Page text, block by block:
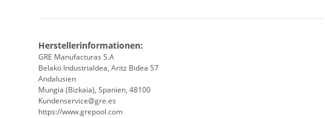
Herstellerinformationen:
GRE Manufacturas S.A
Belako Industrialdea, Aritz Bidea 57
Andalusien
Mungia (Bizkaia), Spanien, 48100
Kundenservice@gre.es
https://www.grepool.com